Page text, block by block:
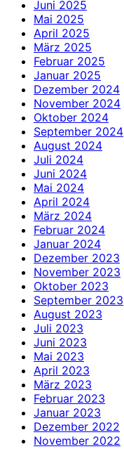
Juni 2025
Mai 2025
April 2025
März 2025
Februar 2025
Januar 2025
Dezember 2024
November 2024
Oktober 2024
September 2024
August 2024
Juli 2024
Juni 2024
Mai 2024
April 2024
März 2024
Februar 2024
Januar 2024
Dezember 2023
November 2023
Oktober 2023
September 2023
August 2023
Juli 2023
Juni 2023
Mai 2023
April 2023
März 2023
Februar 2023
Januar 2023
Dezember 2022
November 2022